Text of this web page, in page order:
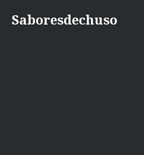
Saboresdechuso